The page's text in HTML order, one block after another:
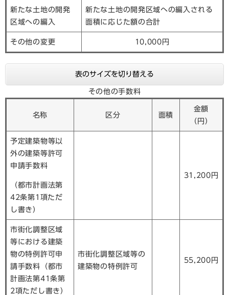
新たな土地の開発
区域への編入
新たな土地の開発区域への編入される
面積に応じた額の合計
その他の変更 10,000円
表のサイズを切り替える
その他の手数料
名称 区分 面積
金額
（円）
予定建築物等以
外の建築等許可
申請手数料
（都市計画法第
42条第1項ただ
し書き）
31,200円
市街化調整区域
等における建築
物の特例許可申
請手数料（都市
計画法第41条第
2項ただし書き）
市街化調整区域等の
建築物の特例許可
55,200円